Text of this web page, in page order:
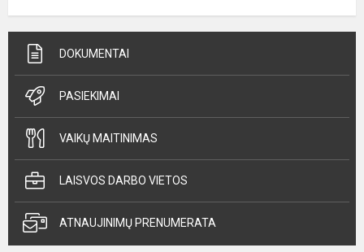
DOKUMENTAI
PASIEKIMAI
VAIKŲ MAITINIMAS
LAISVOS DARBO VIETOS
ATNAUJINIMŲ PRENUMERATA